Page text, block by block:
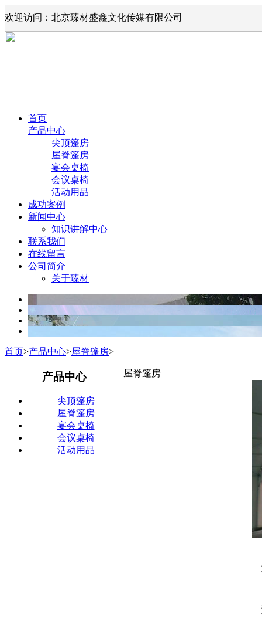
欢迎访问：北京臻材盛鑫文化传媒有限公司
首页
产品中心
尖顶篷房
屋脊篷房
宴会桌椅
会议桌椅
活动用品
成功案例
新闻中心
知识讲解中心
联系我们
在线留言
公司简介
关于臻材
首页>产品中心>屋脊篷房>
产品中心
尖顶篷房
屋脊篷房
宴会桌椅
会议桌椅
活动用品
屋脊篷房